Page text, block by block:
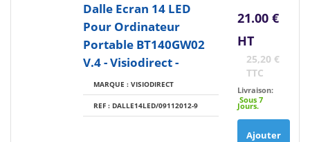
Dalle Ecran 14 LED
Pour Ordinateur
Portable BT140GW02
V.4 - Visiodirect -
MARQUE : VISIODIRECT
REF : DALLE14LED/09112012-9
21.00 €
HT
25,20 €
TTC
Livraison:
Sous 7
Jours.
Ajouter